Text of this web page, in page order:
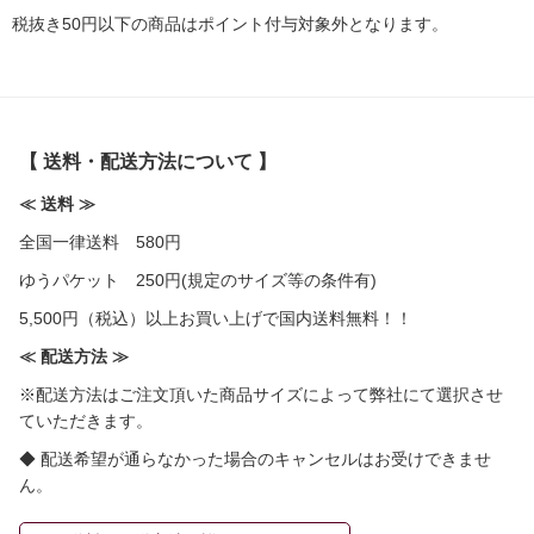
税抜き50円以下の商品はポイント付与対象外となります。
【 送料・配送方法について 】
≪ 送料 ≫
全国一律送料 580円
ゆうパケット 250円(規定のサイズ等の条件有)
5,500円（税込）以上お買い上げで国内送料無料！！
≪ 配送方法 ≫
※配送方法はご注文頂いた商品サイズによって弊社にて選択させ
ていただきます。
◆ 配送希望が通らなかった場合のキャンセルはお受けできませ
ん。